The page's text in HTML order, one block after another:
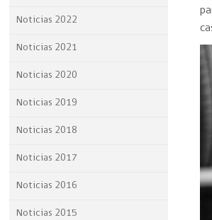
Reportes Ley de
Noticias 2022
Noticias 2021
Noticias 2020
Noticias 2019
Noticias 2018
Noticias 2017
Noticias 2016
Noticias 2015